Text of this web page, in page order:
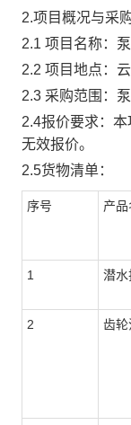
2.项目概况与采
2.1 项目名称：
2.2 项目地点：
2.3 采购范围： 泵
2.4报价要求：
无效报价。
2.5货物清单：
序号 产
1 潜水
2 齿轮